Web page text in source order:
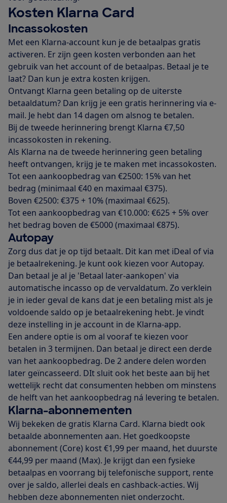
Kosten Klarna Card
Incassokosten
Met een Klarna-account kun je de betaalpas gratis
activeren. Er zijn geen kosten verbonden aan het
gebruik van het account of de betaalpas. Betaal je te
laat? Dan kun je extra kosten krijgen.
Ontvangt Klarna geen betaling op de uiterste
betaaldatum? Dan krijg je een gratis herinnering via e-
mail. Je hebt dan 14 dagen om alsnog te betalen.
Bij de tweede herinnering brengt Klarna €7,50
incassokosten in rekening.
Als Klarna na de tweede herinnering geen betaling
heeft ontvangen, krijg je te maken met incassokosten.
Tot een aankoopbedrag van €2500: 15% van het
bedrag (minimaal €40 en maximaal €375).
Boven €2500: €375 + 10% (maximaal €625).
Tot een aankoopbedrag van €10.000: €625 + 5% over
het bedrag boven de €5000 (maximaal €875).
Autopay
Zorg dus dat je op tijd betaalt. Dit kan met iDeal of via
je betaalrekening. Je kunt ook kiezen voor Autopay.
Dan betaal je al je 'Betaal later-aankopen' via
automatische incasso op de vervaldatum. Zo verklein
je in ieder geval de kans dat je een betaling mist als je
voldoende saldo op je betaalrekening hebt. Je vindt
deze instelling in je account in de Klarna-app.
Een andere optie is om al vooraf te kiezen voor
betalen in 3 termijnen. Dan betaal je direct een derde
van het aankoopbedrag. De 2 andere delen worden
later geïncasseerd. DIt sluit ook het beste aan bij het
wettelijk recht dat consumenten hebben om minstens
de helft van het aankoopbedrag ná levering te betalen.
Klarna-abonnementen
Wij bekeken de gratis Klarna Card. Klarna biedt ook
betaalde abonnementen aan. Het goedkoopste
abonnement (Core) kost €1,99 per maand, het duurste
€44,99 per maand (Max). Je krijgt dan een fysieke
betaalpas en voorrang bij telefonische support, rente
over je saldo, allerlei deals en cashback-acties. Wij
hebben deze abonnementen niet onderzocht.